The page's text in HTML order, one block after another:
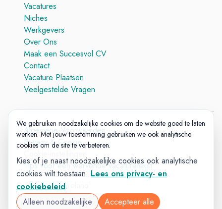
Vacatures
Niches
Werkgevers
Over Ons
Maak een Succesvol CV
Contact
Vacature Plaatsen
Veelgestelde Vragen
© 2025 Vacatureland
Build:20260727-1227
Algemene Voorwaarden
Privacy & Cookie
Tips voor een wervende vacaturetekst
We gebruiken noodzakelijke cookies om de website goed te laten
werken. Met jouw toestemming gebruiken we ook analytische
cookies om de site te verbeteren.
Kies of je naast noodzakelijke cookies ook analytische
cookies wilt toestaan. Lees ons privacy- en
cookiebeleid.
Alleen noodzakelijke
Accepteer alle